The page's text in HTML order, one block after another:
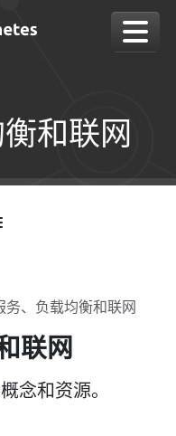
和联网
务、负载均衡和联网
联网
念和资源。